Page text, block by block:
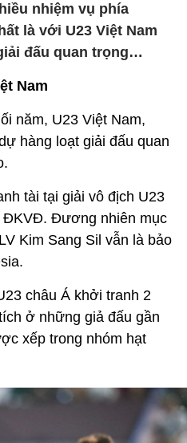
nhiệm vụ phía
là với U23 Việt Nam
đấu quan trọng…
Nam
năm, U23 Việt Nam,
hàng loạt giải đấu quan
tài tại giải vô địch U23
Đương nhiên mục
Kim Sang Sil vẫn là bảo
châu Á khởi tranh 2
ở những giả đấu gần
xếp trong nhóm hạt